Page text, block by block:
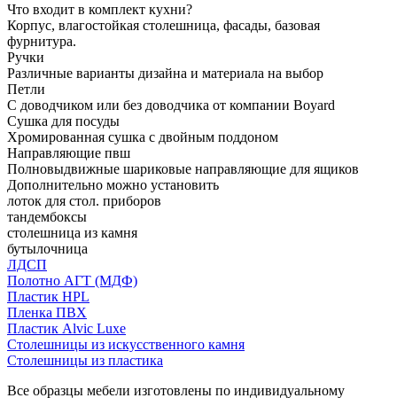
Что входит в комплект кухни?
Корпус, влагостойкая столешница, фасады, базовая
фурнитура.
Ручки
Различные варианты дизайна и материала на выбор
Петли
С доводчиком или без доводчика от компании Boyard
Сушка для посуды
Хромированная сушка с двойным поддоном
Направляющие пвш
Полновыдвижные шариковые направляющие для ящиков
Дополнительно можно установить
лоток для стол. приборов
тандембоксы
столешница из камня
бутылочница
ЛДСП
Полотно АГТ (МДФ)
Пластик HPL
Пленка ПВХ
Пластик Alvic Luxe
Столешницы из искусственного камня
Столешницы из пластика
Все образцы мебели изготовлены по индивидуальному